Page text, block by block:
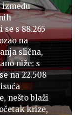
između
s 88.265
na
slična,
niže: s
na 22.508
nešto blaži
krize,